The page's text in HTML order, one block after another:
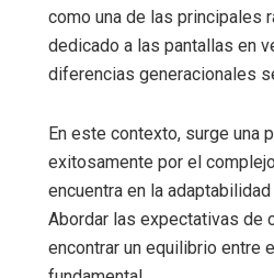
como una de las principales
dedicado a las pantallas en
diferencias generacionales
En este contexto, surge una
exitosamente por el
encuentra en la
Abordar las expectativas de
encontrar un equilibrio entre